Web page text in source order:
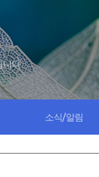
니다
소식/알림